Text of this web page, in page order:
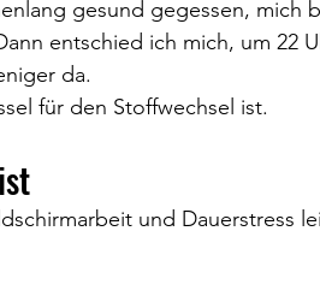
gesund gegessen, mich
entschied ich mich, um 22
da.
für den Stoffwechsel ist.
und Dauerstress